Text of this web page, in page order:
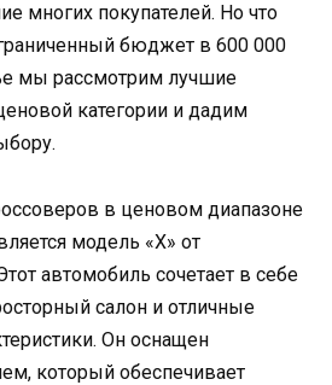
многих покупателей. Но что
бюджет в 600 000
мы рассмотрим лучшие
категории и дадим
в ценовом диапазоне
модель «X» от
автомобиль сочетает в себе
салон и отличные
Он оснащен
который обеспечивает